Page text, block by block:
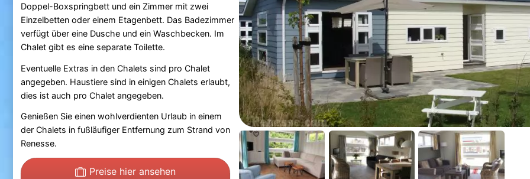
Doppel-Boxspringbett und ein Zimmer mit zwei
Einzelbetten oder einem Etagenbett. Das Badezimmer
verfügt über eine Dusche und ein Waschbecken. Im
Chalet gibt es eine separate Toilette.
Eventuelle Extras in den Chalets sind pro Chalet
angegeben. Haustiere sind in einigen Chalets erlaubt,
dies ist auch pro Chalet angegeben.
Genießen Sie einen wohlverdienten Urlaub in einem
der Chalets in fußläufiger Entfernung zum Strand von
Renesse.
Preise hier ansehen